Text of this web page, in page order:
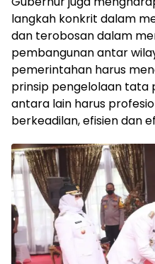
langkah konkrit dalam
dan terobosan dalam
pembangunan antar
pemerintahan harus
prinsip pengelolaan tata
antara lain harus
berkeadilan, efisien dan